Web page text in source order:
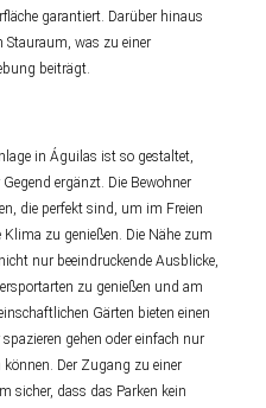
garantiert. Darüber hinaus
Stauraum, was zu einer
beiträgt.
in Águilas ist so gestaltet,
ergänzt. Die Bewohner
die perfekt sind, um im Freien
zu genießen. Die Nähe zum
nur beeindruckende Ausblicke,
zu genießen und am
Gärten bieten einen
gehen oder einfach nur
Der Zugang zu einer
sicher, dass das Parken kein